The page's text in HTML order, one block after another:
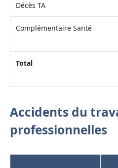
Décès TA
Complémentaire Santé
Total
Accidents du
professionnelles